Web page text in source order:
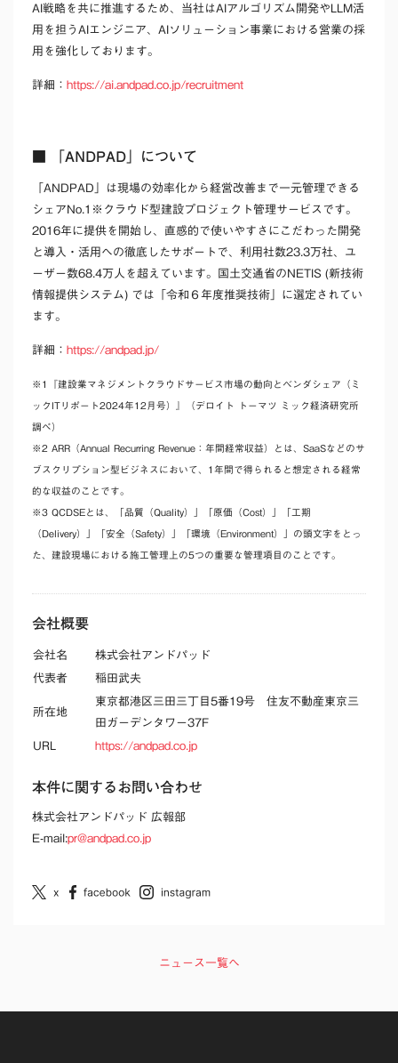
AI戦略を共に推進するため、当社はAIアルゴリズム開発やLLM活
用を担うAIエンジニア、AIソリューション事業における営業の採
用を強化しております。
詳細： https://ai.andpad.co.jp/recruitment
■ 「ANDPAD」について
「ANDPAD」は現場の効率化から経営改善まで一元管理できる
シェアNo.1 ※ クラウド型建設プロジェクト管理サービスです。
2016年に提供を開始し、直感的で使いやすさにこだわった開発
と導入・活用への徹底したサポートで、利用社数23.3万社、ユ
ーザー数68.4万人を超えています。
国土交通省のNETIS (新技術
情報提供システム) では「令和６年度推奨技術」に選定されてい
ます。
詳細： https://andpad.jp/
※1『建設業マネジメントクラウドサービス市場の動向とベンダシェア（ミ
ックITリポート2024年12月号）』（デロイト トーマツ ミック経済研究所
調べ）
※2 ARR（Annual Recurring Revenue：年間経常収益）とは、SaaSなどのサ
ブスクリプション型ビジネスにおいて、1年間で得られると想定される経常
的な収益のことです。
※3 QCDSEとは、「品質（Quality）」「原価（Cost）」「工期
（Delivery）」「安全（Safety）」「環境（Environment）」の頭文字をとっ
た、建設現場における施工管理上の5つの重要な管理項目のことです。
会社概要
会社名
株式会社アンドパッド
代表者
稲田武夫
所在地
東京都港区三田三丁目5番19号 住友不動産東京三
田ガーデンタワー37F
URL
https://andpad.co.jp
本件に関するお問い合わせ
株式会社アンドパッド 広報部
E-mail:pr@andpad.co.jp
ニュース一覧へ